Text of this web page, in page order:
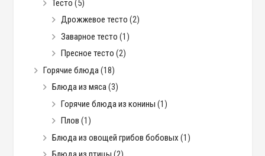
Тесто (5)
Дрожжевое тесто (2)
Заварное тесто (1)
Пресное тесто (2)
Горячие блюда(18)
Блюда из мяса(3)
Горячие блюда из конины (1)
Плов (1)
Блюда из овощей грибов бобовых (1)